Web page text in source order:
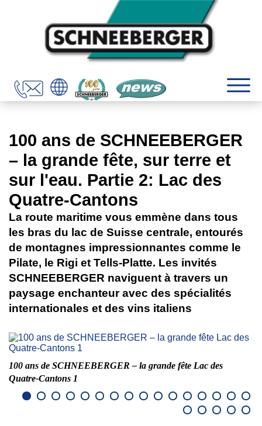
100 ans de SCHNEEBERGER
– la grande fête, sur terre et
sur l'eau. Partie 2: Lac des
Quatre-Cantons
La route maritime vous emmène dans tous
les bras du lac de Suisse centrale, entourés
de montagnes impressionnantes comme le
Pilate, le Rigi et Tells-Platte. Les invités
SCHNEEBERGER naviguent à travers un
paysage enchanteur avec des spécialités
internationales et des vins italiens
100 ans de SCHNEEBERGER – la grande fête Lac des
Quatre-Cantons 1